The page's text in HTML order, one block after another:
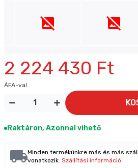
2 224 430 Ft
ÁFA-val
Raktáron, Azonnal vihető
Minden termékünkre más és más
vonatkozik. Szállítási információ